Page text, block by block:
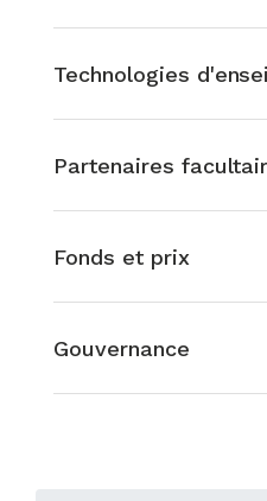
Technologies
Partenaires
Fonds et prix
Gouvernance